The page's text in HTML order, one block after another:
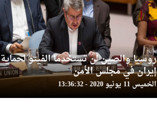
روسيا والصين لن تستخدما الفيتو لحماية
إيران في مجلس الأمن
الخميس 11 يونيو 2020 - 13:36:32